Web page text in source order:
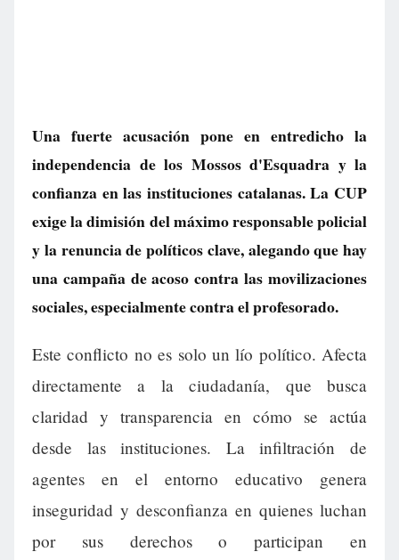
Una fuerte acusación pone en entredicho la
independencia de los Mossos d'Esquadra y la
confianza en las instituciones catalanas. La CUP
exige la dimisión del máximo responsable policial
y la renuncia de políticos clave, alegando que hay
una campaña de acoso contra las movilizaciones
sociales, especialmente contra el profesorado.
Este conflicto no es solo un lío político. Afecta
directamente a la ciudadanía, que busca
claridad y transparencia en cómo se actúa
desde las instituciones. La infiltración de
agentes en el entorno educativo genera
inseguridad y desconfianza en quienes luchan
por sus derechos o participan en